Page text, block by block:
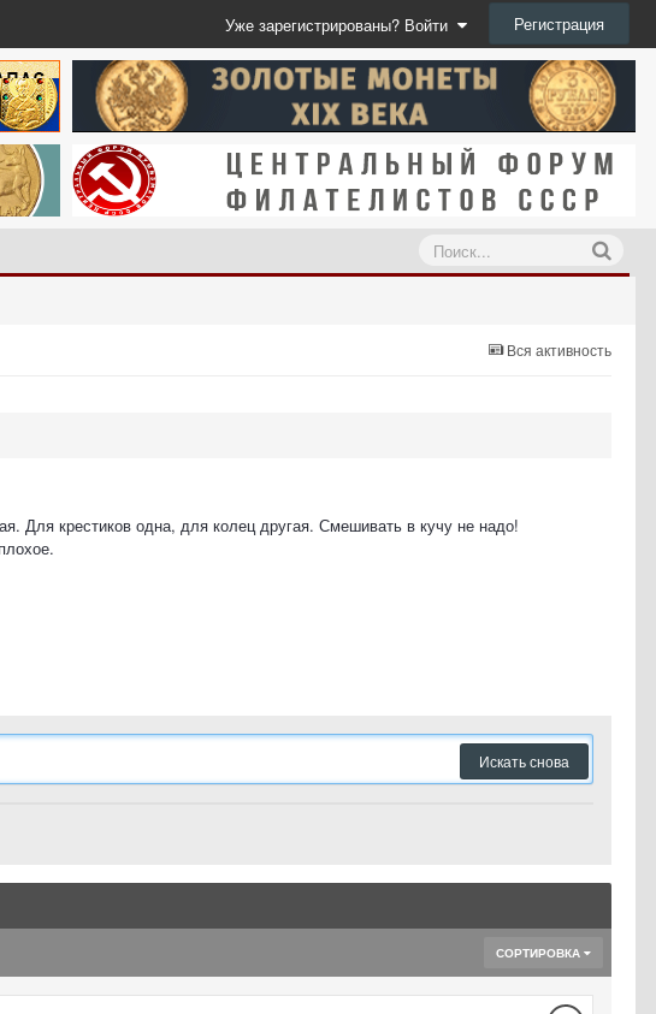
Уже зарегистрированы? Войти Регистрация
Вся активность
Для крестиков одна, для колец другая. Смешивать в кучу не надо!
Искать снова
СОРТИРОВКА